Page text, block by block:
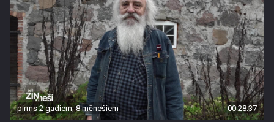
pirms 2 gadiem, 8 mēnešiem 00:28:37